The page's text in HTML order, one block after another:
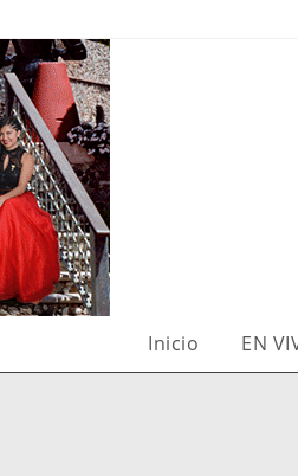
Inicio EN